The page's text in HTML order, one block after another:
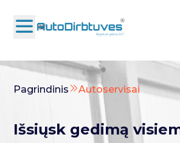
Pagrindinis Autoservisai
Išsiųsk gedimą